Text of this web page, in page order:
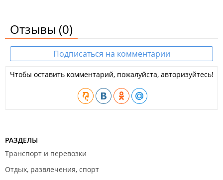
Тех. консультация для клиентов.
Возможна оплата переводом с карты на карту.
ИП Романчук А. С.
Отзывы (0)
Подписаться на комментарии
Чтобы оставить комментарий, пожалуйста, авторизуйтесь!
РАЗДЕЛЫ
Транспорт и перевозки
Отдых, развлечения, спорт